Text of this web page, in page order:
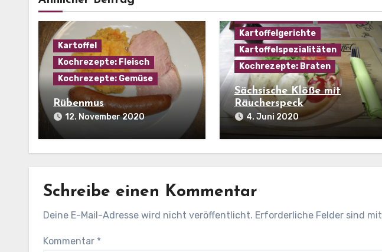
Kartoffel
Kochrezepte: Fleisch
Kochrezepte: Gemüse
Rübenmus
12. November 2020
Kartoffelgerichte
Kartoffelspezialitäten
Kochrezepte: Braten
Sächsische Klöße mit
Räucherspeck
4. Juni 2020
Schreibe einen Kommentar
Deine E-Mail-Adresse wird nicht veröffentlicht. Erforderliche Felder sind mit
Kommentar *